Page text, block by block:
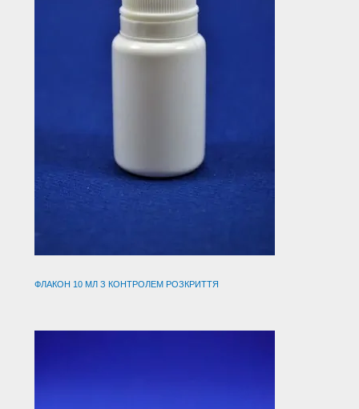
ФЛАКОН 10 МЛ З КОНТРОЛЕМ РОЗКРИТТЯ